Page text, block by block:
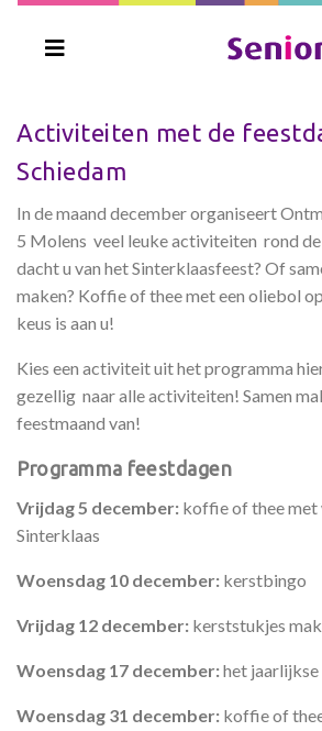
Activiteiten met de
Schiedam
In de maand december organiseert
5 Molens veel leuke activiteiten rond
dacht u van het Sinterklaasfeest? Of
maken? Koffie of thee met een oliebol
keus is aan u!
Kies een activiteit uit het programma
gezellig naar alle activiteiten! Samen
feestmaand van!
Programma feestdagen
Vrijdag 5 december: koffie of thee
Sinterklaas
Woensdag 10 december: kerstbingo
Vrijdag 12 december: kerststukjes
Woensdag 17 december:het
Woensdag 31 december: koffie of